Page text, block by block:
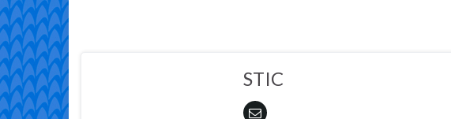
STIC